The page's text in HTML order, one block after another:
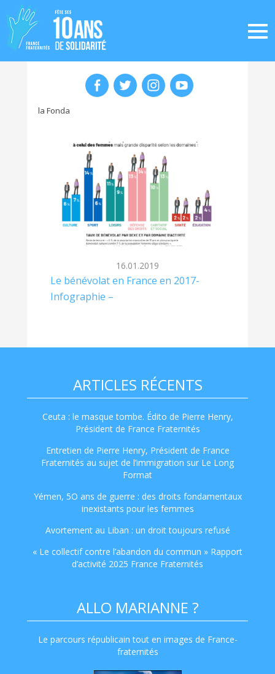
la Fonda
16.01.2019
Le bénévolat en France en 2017-
Infographie –
ARTICLES RÉCENTS
Ceuta : le masque tombe. Édito de Pierre Henry,
Président de France Fraternités
Entretien de Pierre Henry, Président de France
Fraternités au sujet de l’immigration sur Le Long
Format
Yémen, 5O ans de guerre : des droits fondamentaux
inexistants pour les femmes
Avortement au Liban : un droit toujours refusé
« Le collectif contre l’abandon du commun » Rapport
d’activité 2025 France Fraternités
ALLO MARIANNE ?
Le parcours républicain tout en images de France-
fraternités